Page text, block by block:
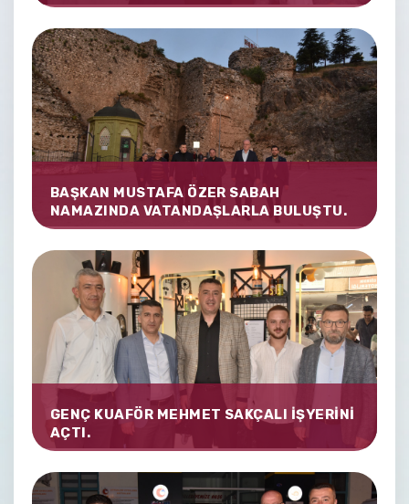
BAŞKAN MUSTAFA ÖZER SABAH
NAMAZINDA VATANDAŞLARLA BULUŞTU.
GENÇ KUAFÖR MEHMET SAKÇALI İŞYERİNİ
AÇTI.